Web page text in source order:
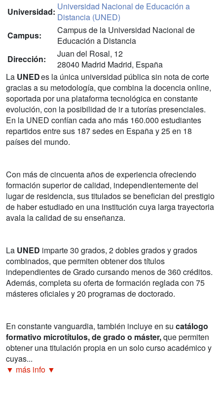
Universidad: Universidad Nacional de Educación a
Distancia (UNED)
Campus:
Campus de la Universidad Nacional de
Educación a Distancia
Dirección:
Juan del Rosal, 12
28040 Madrid Madrid, España
La UNEDes la única universidad pública sin nota de corte
gracias a su metodología, que combina la docencia online,
soportada por una plataforma tecnológica en constante
evolución, con la posibilidad de ir a tutorías presenciales.
En la UNED confían cada año más 160.000 estudiantes
repartidos entre sus 187 sedes en España y 25 en 18
países del mundo.
Con más de cincuenta años de experiencia ofreciendo
formación superior de calidad, independientemente del
lugar de residencia, sus titulados se benefician del prestigio
de haber estudiado en una institución cuya larga trayectoria
avala la calidad de su enseñanza.
La UNED imparte 30 grados, 2 dobles grados y grados
combinados, que permiten obtener dos títulos
independientes de Grado cursando menos de 360 créditos.
Además, completa su oferta de formación reglada con 75
másteres oficiales y 20 programas de doctorado.
En constante vanguardia, también incluye en su catálogo
formativo microtítulos, de grado o máster,que permiten
obtener una titulación propia en un solo curso académico y
cuyas...
▼ más info ▼